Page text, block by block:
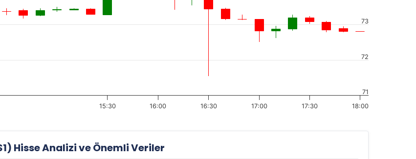
15:30 16:00 16:30 17:00 17:30 18:00
71
72
73
Hisse Analizi ve Önemli Veriler